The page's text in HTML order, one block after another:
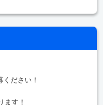
ください！
ます！